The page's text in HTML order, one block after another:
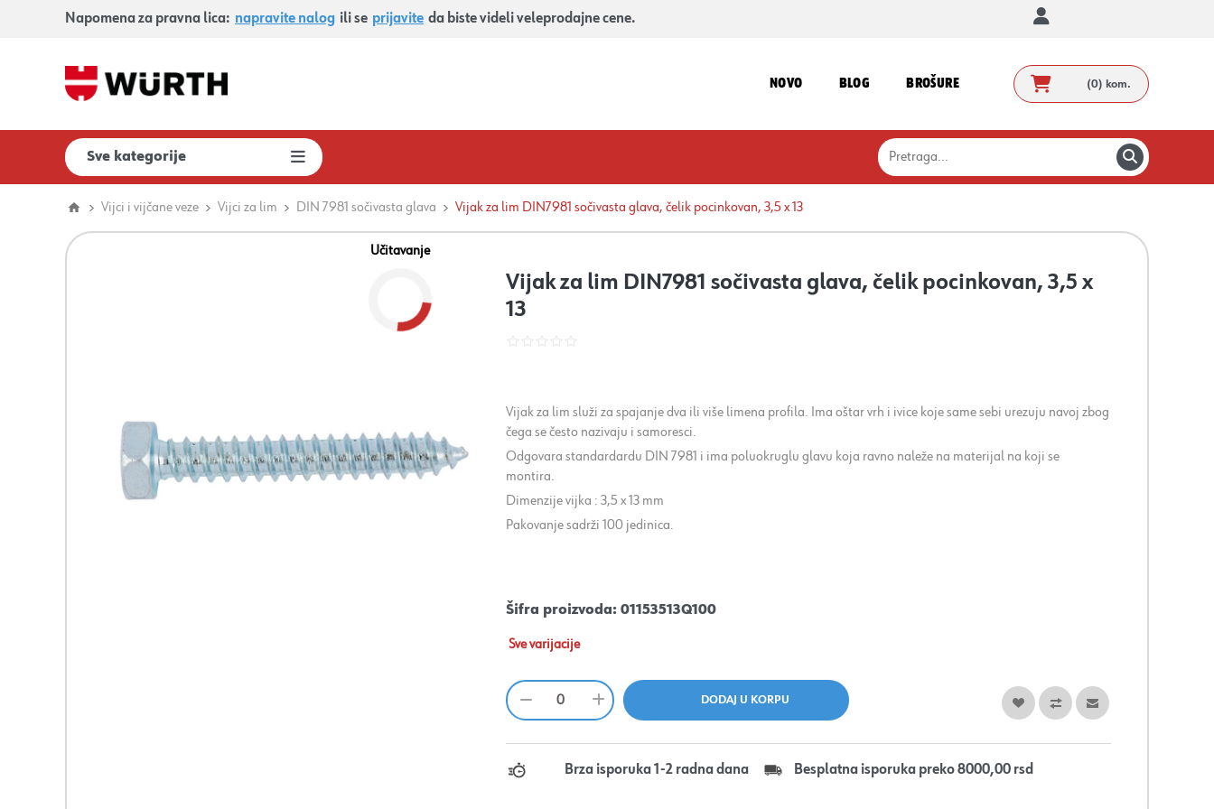
Napomena za pravna lica: napravite nalog ili se prijavite da biste videli veleprodajne cene.
NOVO BLOG BROŠURE (0) kom.
Sve kategorije
Vijci i vijčane veze Vijci za lim DIN 7981 sočivasta glava Vijak za lim DIN7981 sočivasta glava, čelik pocinkovan, 3,5 x 13
Učitavanje
Vijak za lim DIN7981 sočivasta glava, čelik pocinkovan, 3,5 x
13
Vijak za lim služi za spajanje dva ili više limena profila. Ima oštar vrh i ivice koje same sebi urezuju navoj zbog
čega se često nazivaju i samoresci.
Odgovara standardardu DIN 7981 i ima poluokruglu glavu koja ravno naleže na materijal na koji se
montira.
Dimenzije vijka : 3,5 x 13 mm
Pakovanje sadrži 100 jedinica.
Šifra proizvoda: 01153513Q100
Sve varijacije
Brza isporuka 1-2 radna dana Besplatna isporuka preko 8000,00 rsd